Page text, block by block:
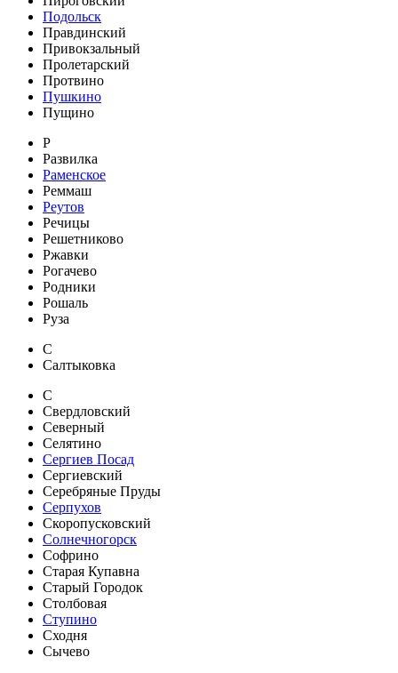
Подольск
Правдинский
Привокзальный
Пролетарский
Протвино
Пушкино
Пущино
Р
Развилка
Раменское
Реммаш
Реутов
Речицы
Решетниково
Ржавки
Рогачево
Родники
Рошаль
Руза
С
Салтыковка
С
Свердловский
Северный
Селятино
Сергиев Посад
Сергиевский
Серебряные Пруды
Серпухов
Скоропусковский
Солнечногорск
Софрино
Старая Купавна
Старый Городок
Столбовая
Ступино
Сходня
Сычево